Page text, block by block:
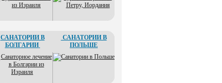
САНАТОРИИ В
БОЛГАРИИ
САНАТОРИИ В
ПОЛЬШЕ